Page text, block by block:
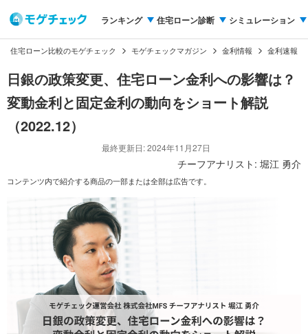
ランキング 住宅ローン診断 シミュレーション
住宅ローン比較のモゲチェック モゲチェックマガジン 金利情報 金利速報
日銀の政策変更、住宅ローン金利への影響は？
変動金利と固定金利の動向をショート解説
（2022.12）
最終更新日: 2024年11月27日
チーフアナリスト: 堀江 勇介
コンテンツ内で紹介する商品の一部または全部は広告です。